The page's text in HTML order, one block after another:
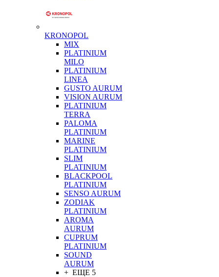
KRONOPOL
MIX
PLATINIUM
MILO
PLATINIUM
LINEA
GUSTO AURUM
VISION AURUM
PLATINIUM
TERRA
PALOMA
PLATINIUM
MARINE
PLATINIUM
SLIM
PLATINIUM
BLACKPOOL
PLATINIUM
SENSO AURUM
ZODIAK
PLATINIUM
AROMA
AURUM
CUPRUM
PLATINIUM
SOUND
AURUM
+ ЕЩЕ 5